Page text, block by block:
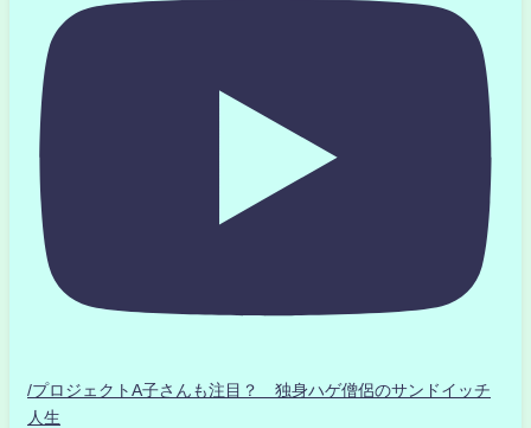
/プロジェクトA子さんも注目？ 独身ハゲ僧侶のサンドイッチ
人生